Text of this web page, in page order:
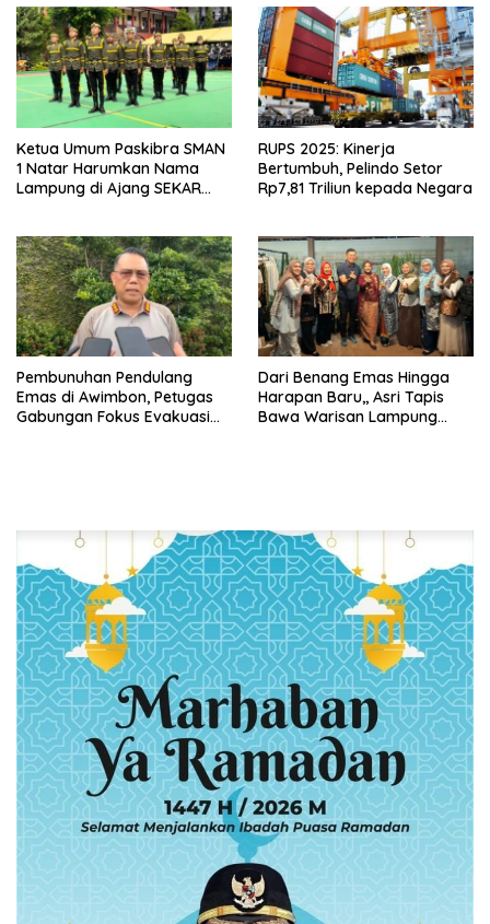
Ketua Umum Paskibra SMAN
1 Natar Harumkan Nama
Lampung di Ajang SEKAR
RUPS 2025: Kinerja
Bertumbuh, Pelindo Setor
Rp7,81 Triliun kepada Negara
Pembunuhan Pendulang
Emas di Awimbon, Petugas
Gabungan Fokus Evakuasi
Dari Benang Emas Hingga
Harapan Baru,, Asri Tapis
Bawa Warisan Lampung